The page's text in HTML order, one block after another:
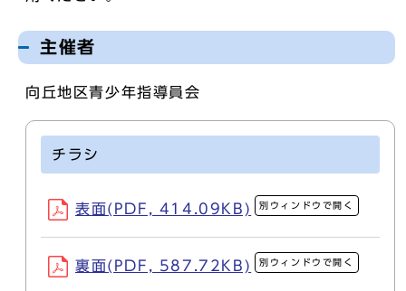
主催者
向丘地区青少年指導員会
チラシ
表面(PDF, 414.09KB) 別ウィンドウで開く
裏面(PDF, 587.72KB) 別ウィンドウで開く